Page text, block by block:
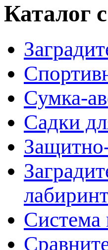
Каталог
Сумка-
Садки
Система